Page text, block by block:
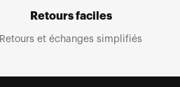
Retours faciles
Retours et échanges simplifiés